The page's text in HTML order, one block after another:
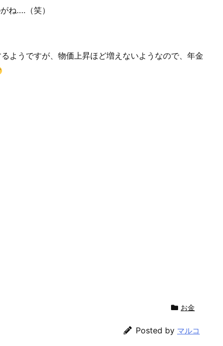
ね‥‥（笑）
ようですが、物価上昇ほど増えないようなので、年金
お金
Posted by マルコ